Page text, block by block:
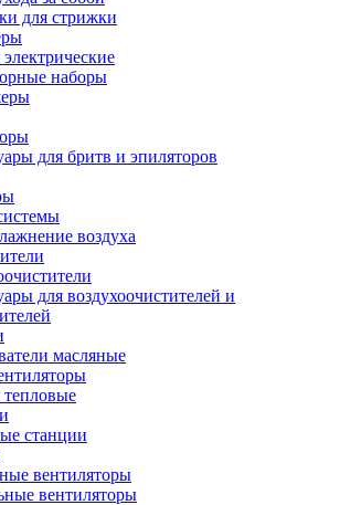
для стрижки
наборы
для бритв и эпиляторов
воздуха
для воздухоочистителей и
масляные
станции
вентиляторы
вентиляторы